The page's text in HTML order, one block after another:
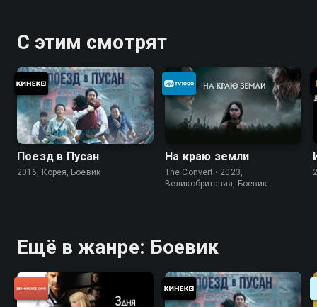
С этим смотрят
Поезд в Пусан
2016, Корея, Боевик
На краю земли
The Convert • 2023,
Великобритания, Боевик
Ещё в жанре: Боевик